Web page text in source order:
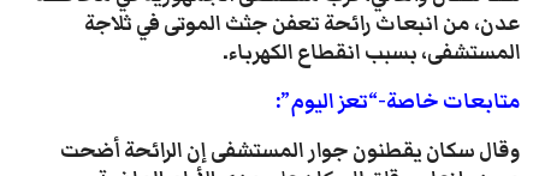
عدن، من انبعاث رائحة تعفن جثث الموتى في ثلاجة
المستشفى، بسبب انقطاع الكهرباء.
متابعات خاصة-“تعز اليوم”:
وقال سكان يقطنون جوار المستشفى إن الرائحة أضحت